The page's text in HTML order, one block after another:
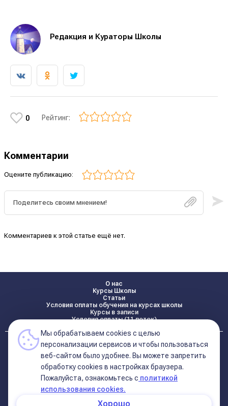
Редакция и Кураторы Школы
0 Рейтинг:
Комментарии
Оцените публикацию:
Комментариев к этой статье ещё нет.
О нас
Курсы Школы
Статьи
Условия оплаты обучения на курсах школы
Курсы в записи
Условия оплаты (11 поток)
Реквизиты
Контакты
Политика конфиденциальности
Договор оферта (соглашение)
+7 495 681 02 96
Мы обрабатываем cookies с целью
персонализации сервисов и чтобы пользоваться
веб-сайтом было удобнее. Вы можете запретить
обработку сookies в настройках браузера.
Пожалуйста, ознакомьтесь с политикой
использования cookies.
Хорошо